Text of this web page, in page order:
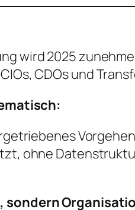
wird 2025
CDOs und
ohne
sondern